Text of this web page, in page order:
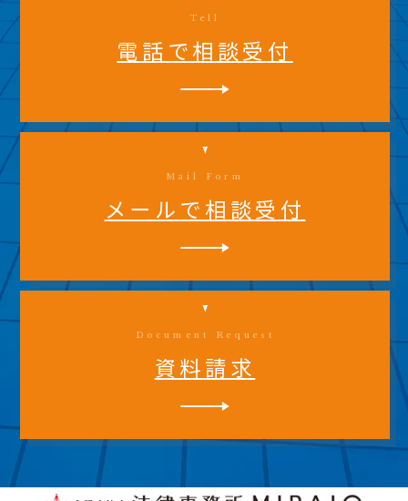
Tell
電話で相談受付
Mail Form
メールで相談受付
Document Request
資料請求